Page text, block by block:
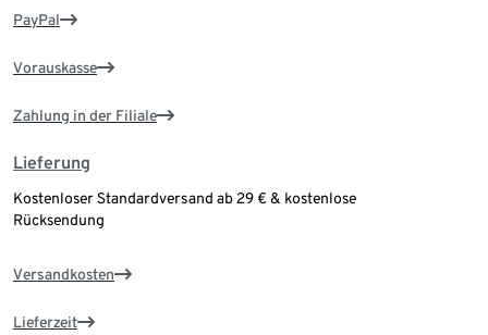
PayPal
Vorauskasse
Zahlung in der Filiale
Lieferung
Kostenloser Standardversand ab 29 € & kostenlose
Rücksendung
Versandkosten
Lieferzeit